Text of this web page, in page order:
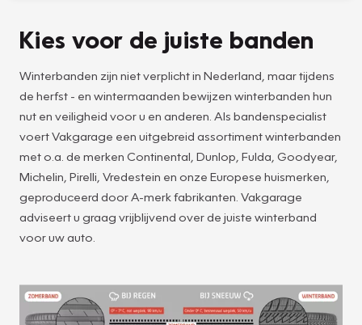
Kies voor de juiste banden
Winterbanden zijn niet verplicht in Nederland, maar tijdens
de herfst - en wintermaanden bewijzen winterbanden hun
nut en veiligheid voor u en anderen. Als bandenspecialist
voert Vakgarage een uitgebreid assortiment winterbanden
met o.a. de merken Continental, Dunlop, Fulda, Goodyear,
Michelin, Pirelli, Vredestein en onze Europese huismerken,
geproduceerd door A-merk fabrikanten. Vakgarage
adviseert u graag vrijblijvend over de juiste winterband
voor uw auto.